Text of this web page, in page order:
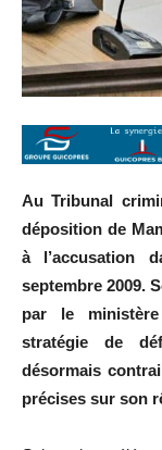
Au Tribunal
déposition de
à l’accusation
septembre 2009.
par le
stratégie de
désormais
précises sur son